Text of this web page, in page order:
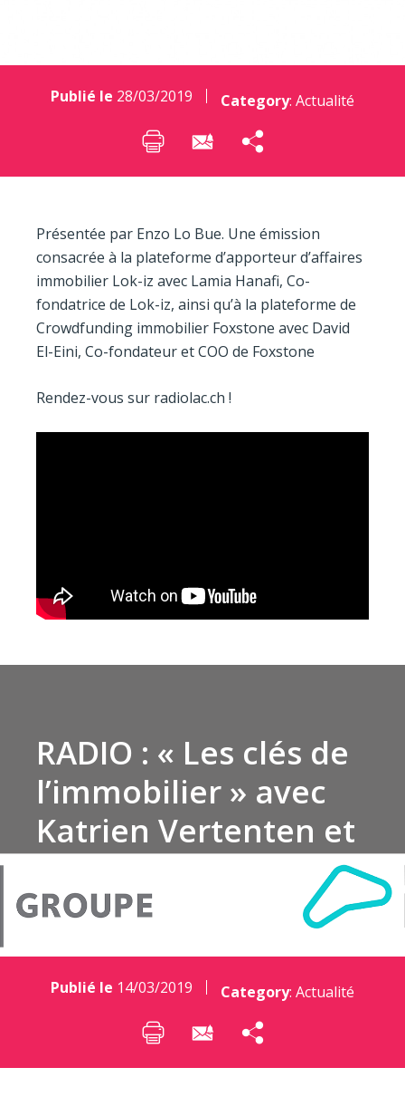
Publié le 28/03/2019 Category: Actualité
Présentée par Enzo Lo Bue. Une émission
consacrée à la plateforme d’apporteur d’affaires
immobilier Lok-iz avec Lamia Hanafi, Co-
fondatrice de Lok-iz, ainsi qu’à la plateforme de
Crowdfunding immobilier Foxstone avec David
El-Eini, Co-fondateur et COO de Foxstone
Rendez-vous sur radiolac.ch !
RADIO : « Les clés de
l’immobilier » avec
Katrien Vertenten et
Publié le 14/03/2019 Category: Actualité